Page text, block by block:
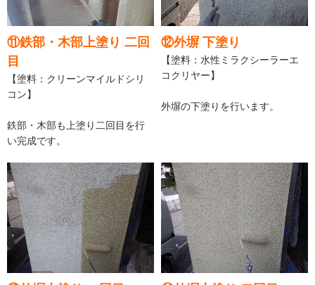
⑪鉄部・木部上塗り 二回
目
【塗料：クリーンマイルドシリ
コン】
鉄部・木部も上塗り二回目を行
い完成です。
⑫外塀 下塗り
【塗料：水性ミラクシーラーエ
コクリヤー】
外塀の下塗りを行います。